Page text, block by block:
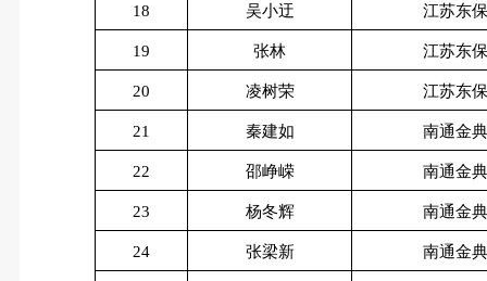
18 吴小迂 江苏东
19 张林 江苏东
20 凌树荣 江苏东
21 秦建如 南通金
22 邵峥嵘 南通金
23 杨冬辉 南通金
24 张梁新 南通金